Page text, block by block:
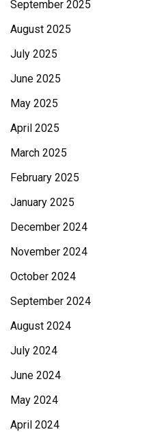
September 2025
August 2025
July 2025
June 2025
May 2025
April 2025
March 2025
February 2025
January 2025
December 2024
November 2024
October 2024
September 2024
August 2024
July 2024
June 2024
May 2024
April 2024